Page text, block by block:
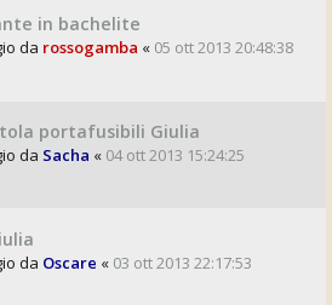
in bachelite
da rossogamba « 05 ott 2013 20:48:38
portafusibili Giulia
da Sacha « 04 ott 2013 15:24:25
da Oscare « 03 ott 2013 22:17:53